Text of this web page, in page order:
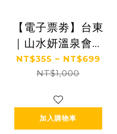
【電子票劵】台東
｜山水妍溫泉會館
泡湯券 Ⓣ
NT$355 ~ NT$699
NT$1,000
加入購物車